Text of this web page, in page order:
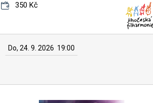
350 Kč
Do, 24. 9. 2026 19:00